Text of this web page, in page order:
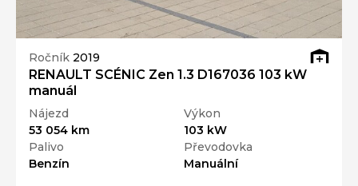
Ročník 2019
RENAULT SCÉNIC Zen 1.3 D167036 103 kW
manuál
Nájezd
53 054 km
Výkon
103 kW
Palivo
Benzín
Převodovka
Manuální